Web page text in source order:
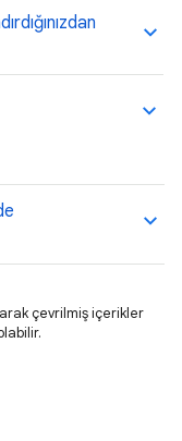
çevrilmiş içerikler